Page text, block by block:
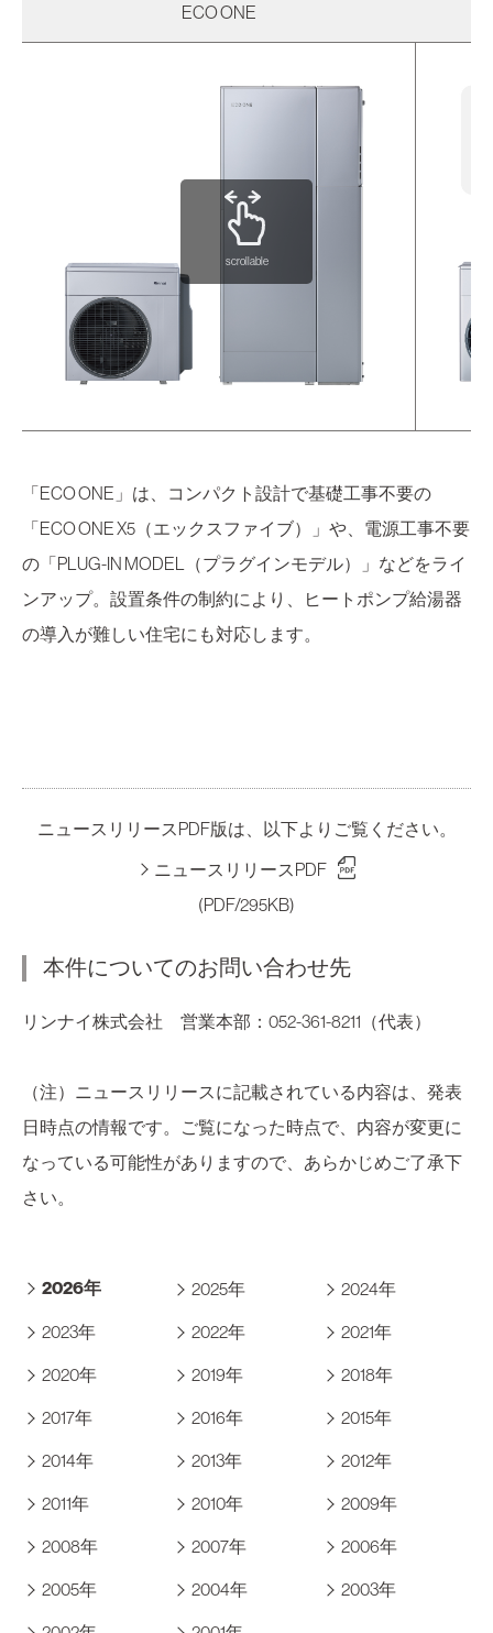
ECO ONE
scrollable
「ECO ONE」は、コンパクト設計で基礎工事不要の
「ECO ONE X5（エックスファイブ）」や、電源工事不要
の「PLUG-IN MODEL（プラグインモデル）」などをライ
ンアップ。設置条件の制約により、ヒートポンプ給湯器
の導入が難しい住宅にも対応します。
ニュースリリースPDF版は、以下よりご覧ください。
ニュースリリースPDF
(PDF/295KB)
本件についてのお問い合わせ先
リンナイ株式会社 営業本部：052-361-8211（代表）
（注）ニュースリリースに記載されている内容は、発表
日時点の情報です。ご覧になった時点で、内容が変更に
なっている可能性がありますので、あらかじめご了承下
さい。
2026年 2025年 2024年
2023年 2022年 2021年
2020年 2019年 2018年
2017年 2016年 2015年
2014年 2013年 2012年
2011年 2010年 2009年
2008年 2007年 2006年
2005年 2004年 2003年